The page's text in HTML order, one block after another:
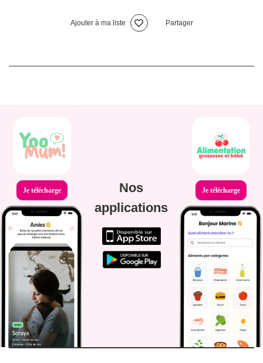
Ajouter à ma liste Partager
Je télécharge
Nos
applications
Je télécharge